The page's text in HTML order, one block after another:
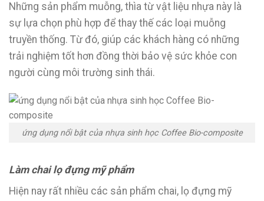
Những sản phẩm muỗng, thìa từ vật liệu nhựa này là
sự lựa chọn phù hợp để thay thế các loại muỗng
truyền thống. Từ đó, giúp các khách hàng có những
trải nghiệm tốt hơn đồng thời bảo vệ sức khỏe con
người cùng môi trường sinh thái.
ứng dụng nổi bật của nhựa sinh học Coffee Bio-composite
Làm chai lọ đựng mỹ phẩm
Hiện nay rất nhiều các sản phẩm chai, lọ đựng mỹ